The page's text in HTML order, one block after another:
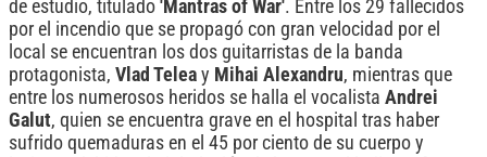
de estudio, titulado 'Mantras of War'. Entre los 29 fallecidos
por el incendio que se propagó con gran velocidad por el
local se encuentran los dos guitarristas de la banda
protagonista, Vlad Telea y Mihai Alexandru, mientras que
entre los numerosos heridos se halla el vocalista Andrei
Galut, quien se encuentra grave en el hospital tras haber
sufrido quemaduras en el 45 por ciento de su cuerpo y